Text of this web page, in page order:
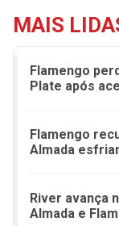
MAIS
Flamengo
Plate após
Flamengo
Almada
River avança
Almada e